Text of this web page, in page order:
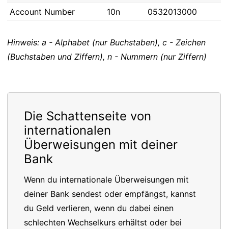
Account Number
10n 0532013000
Hinweis: a - Alphabet (nur Buchstaben), c - Zeichen
(Buchstaben und Ziffern), n - Nummern (nur Ziffern)
Die Schattenseite von
internationalen
Überweisungen mit deiner
Bank
Wenn du internationale Überweisungen mit
deiner Bank sendest oder empfängst, kannst
du Geld verlieren, wenn du dabei einen
schlechten Wechselkurs erhältst oder bei